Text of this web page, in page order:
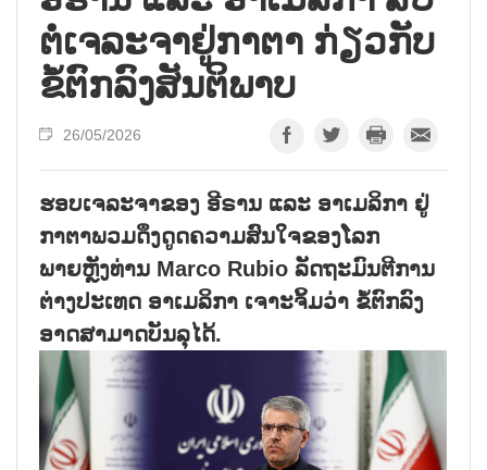
ຕໍ່​ເຈ​ລະ​ຈາ​ຢູ່​ກາ​ຕາ ກ່ຽວ​ກັບ​
ຂໍ້​ຕົກ​ລົງ​ສັນ​ຕິ​ພາບ
26/05/2026
ຮອບ​ເຈ​ລະ​ຈາ​ຂອງ ອີ​ຣານ ແລະ ອາ​ເມ​ລິ​ກາ ຢູ່
ກາ​ຕາ​ພວມ​ດຶງ​ດູດ​ຄວາມ​ສົນ​ໃຈ​ຂອງ​ໂລກ
ພາຍຫຼັງ​ທ່ານ Marco Rubio ​ລັດ​ຖະ​ມົນ​ຕີ​ການ​
ຕ່າງ​ປະ​ເທດ ອາ​ເມ​ລິ​ກາ ເຈາະ​ຈິ້ມ​ວ່າ ຂໍ້​ຕົກ​ລົງ​
ອາດ​ສາ​ມາດ​ບັນ​ລຸ​ໄດ້.